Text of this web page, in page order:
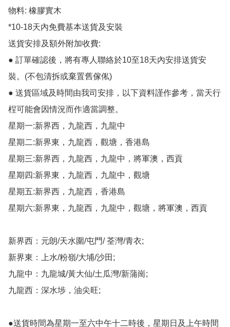
物料: 橡膠實木
*10-18天內免費基本送貨及安裝
送貨安排及額外附加收費:
● 訂單確認後，將有專人聯絡於10至18天內安排送貨安
裝。(不包清拆或棄置舊傢俬)
● 送貨區域及時間由我司安排，以下資料謹作參考，當天行
桯可能會因情況而作適當調整。
星期一:新界西，九龍西，九龍中
星期二:新界東，九龍西，觀塘，香港島
星期三:新界西，九龍西，九龍中，將軍澳，西貢
星期四:新界東，九龍西，九龍中，觀塘
星期五:新界西，九龍西，香港島
星期六:新界東，九龍西，九龍中，觀塘，將軍澳，西貢
新界西：元朗/天水圍/屯門/ 荃灣/青衣;
新界東：上水/粉嶺/大埔/沙田;
九龍中：九龍城/黃大仙/土瓜灣/新蒲崗;
九龍西：深水埗，油尖旺;
●送貨時間為星期一至六中午十二時後，星期日及上午時間